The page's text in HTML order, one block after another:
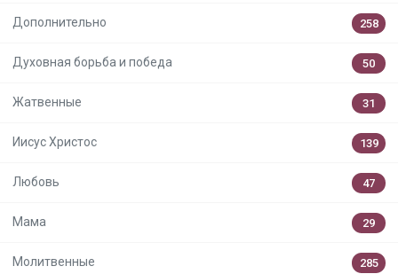
Дополнительно 258
Духовная борьба и победа 50
Жатвенные 31
Иисус Христос 139
Любовь 47
Мама 29
Молитвенные 285